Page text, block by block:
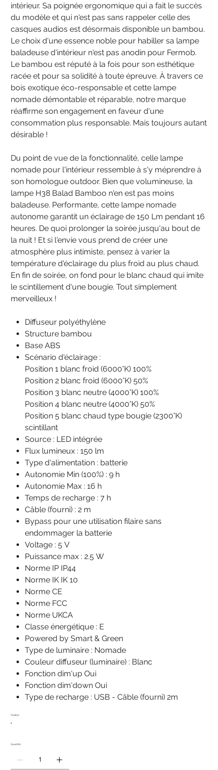
intérieur. Sa poignée ergonomique qui a fait le succès
du modèle et qui n'est pas sans rappeler celle des
casques audios est désormais disponible un bambou.
Le choix d'une essence noble pour habiller sa lampe
baladeuse d'intérieur n'est pas anodin pour Fermob.
Le bambou est réputé à la fois pour son esthétique
racée et pour sa solidité à toute épreuve. À travers ce
bois exotique éco-responsable et cette lampe
nomade démontable et réparable, notre marque
réaffirme son engagement en faveur d'une
consommation plus responsable. Mais toujours autant
désirable !
Du point de vue de la fonctionnalité, celle lampe
nomade pour l'intérieur ressemble à s'y méprendre à
son homologue outdoor. Bien que volumineuse, la
lampe H38 Balad Bamboo n'en est pas moins
baladeuse. Performante, cette lampe nomade
autonome garantit un éclairage de 150 Lm pendant 16
heures. De quoi prolonger la soirée jusqu'au bout de
la nuit ! Et si l'envie vous prend de créer une
atmosphère plus intimiste, pensez à varier la
température d'éclairage du plus froid au plus chaud.
En fin de soirée, on fond pour le blanc chaud qui imite
le scintillement d'une bougie. Tout simplement
merveilleux !
Diffuseur polyéthylène
Structure bambou
Base ABS
Scénario d'éclairage :
Position 1 blanc froid (6000°K) 100%
Position 2 blanc froid (6000°K) 50%
Position 3 blanc neutre (4000°K) 100%
Position 4 blanc neutre (4000°K) 50%
Position 5 blanc chaud type bougie (2300°K)
scintillant
Source : LED intégrée
Flux lumineux : 150 lm
Type d'alimentation : batterie
Autonomie Min (100%) : 9 h
Autonomie Max : 16 h
Temps de recharge : 7 h
Câble (fourni) : 2 m
Bypass pour une utilisation filaire sans
endommager la batterie
Voltage : 5 V
Puissance max : 2.5 W
Norme IP IP44
Norme IK IK 10
Norme CE
Norme FCC
Norme UKCA
Classe énergétique : E
Powered by Smart & Green
Type de luminaire : Nomade
Couleur diffuseur (luminaire) : Blanc
Fonction dim'up Oui
Fonction dim'down Oui
Type de recharge : USB - Câble (fourni) 2m
Couleur
Quantité